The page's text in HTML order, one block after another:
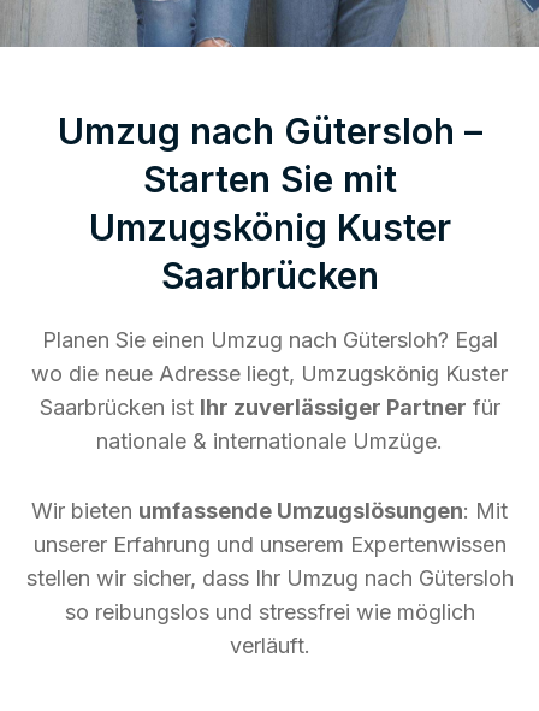
Umzug nach Gütersloh –
Starten Sie mit
Umzugskönig Kuster
Saarbrücken
Planen Sie einen Umzug nach Gütersloh? Egal
wo die neue Adresse liegt, Umzugskönig Kuster
Saarbrücken ist Ihr zuverlässiger Partner für
nationale & internationale Umzüge.
Wir bieten umfassende Umzugslösungen: Mit
unserer Erfahrung und unserem Expertenwissen
stellen wir sicher, dass Ihr Umzug nach Gütersloh
so reibungslos und stressfrei wie möglich
verläuft.